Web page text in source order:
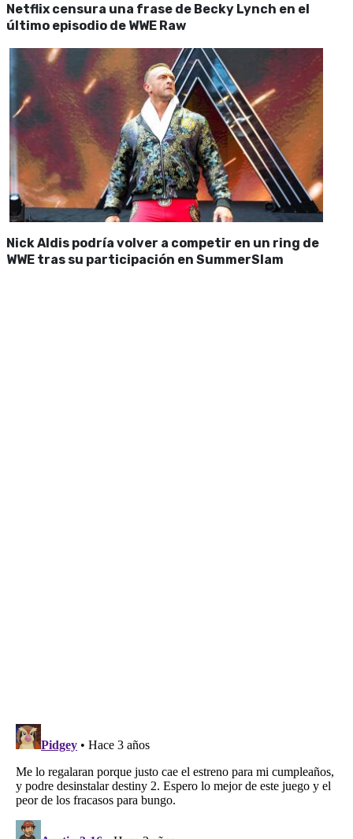
Netflix censura una frase de Becky Lynch en el
último episodio de WWE Raw
Nick Aldis podría volver a competir en un ring de
WWE tras su participación en SummerSlam